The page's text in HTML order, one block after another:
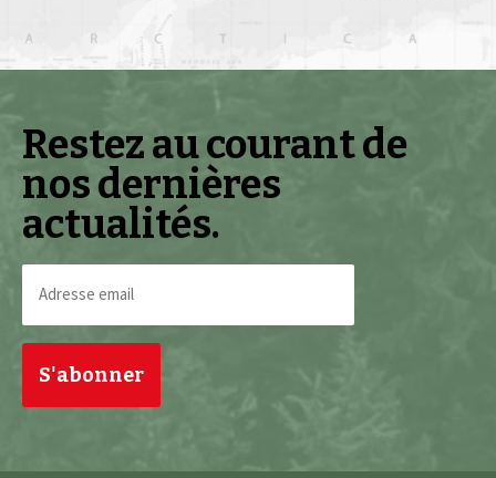
Restez au courant de
nos dernières
actualités.
email